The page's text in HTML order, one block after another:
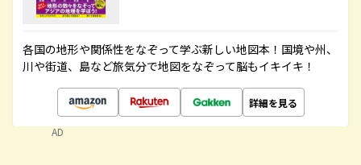
各国の地形や関係性をなぞって学ぶ新しい地図本！国境や州、
川や街道、島など旅気分で地図をなぞって脳もイキイキ！
詳細を見る
AD